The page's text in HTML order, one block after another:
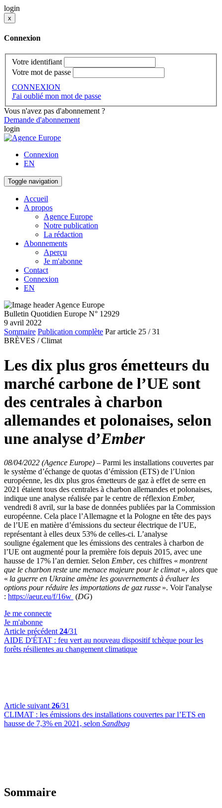
login
x
Connexion
Votre identifiant
Votre mot de passe
CONNEXION
J'ai oublié mon mot de passe
Vous n'avez pas d'abonnement ?
Demande d'abonnement
login
Connexion
EN
Toggle navigation
Accueil
A propos
Agence Europe
Notre publication
La rédaction
Abonnements
Aperçu
Je m'abonne
Contact
Connexion
EN
Bulletin Quotidien Europe N° 12929
9 avril 2022
Sommaire Publication complète Par article 25 / 31
BRÈVES / Climat
Les dix plus gros émetteurs du
marché carbone de l’UE sont
des centrales à charbon
allemandes et polonaises, selon
une analyse d’Ember
08/04/2022 (Agence Europe) – Parmi les installations couvertes par
le système d’échange de quotas d’émission (ETS) de l’Union
européenne, les dix plus gros émetteurs de gaz à effet de serre en
2021 étaient tous des centrales à charbon allemandes et polonaises,
indique une analyse réalisée par le centre de réflexion Ember,
vendredi 8 avril, sur la base de données publiées par la Commission
européenne. Cela place l’Allemagne et la Pologne en tête des pays
de l’UE en matière d’émissions du secteur électrique de l’UE,
représentant à elles deux 53% de celles-ci. L’analyse
souligne également que les émissions des centrales à charbon de
l’UE ont augmenté pour la première fois depuis 2015, avec une
hausse de 17% l’an dernier. Selon Ember, ces chiffres « montrent
que le charbon reste une menace majeure pour le climat», alors que
« la guerre en Ukraine amène les gouvernements à évaluer les
options pour réduire les importations de gaz russe ». Voir l'analyse
: https://aeur.eu/f/16w (DG)
Je me connecte
Je m'abonne
Article précédent 24/31
AIDE D'ÉTAT : feu vert au nouveau dispositif tchèque pour les
forêts résilientes au changement climatique
Article suivant 26/31
CLIMAT : les émissions des installations couvertes par l’ETS en
hausse de 7,3% en 2021, selon Sandbag
Sommaire